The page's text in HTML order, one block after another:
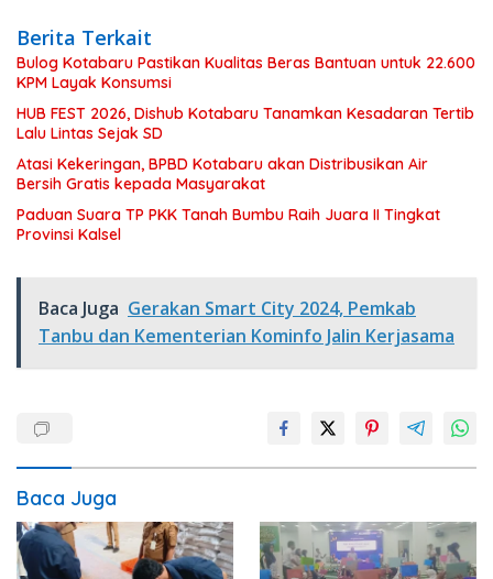
Berita Terkait
Bulog Kotabaru Pastikan Kualitas Beras Bantuan untuk 22.600
KPM Layak Konsumsi
HUB FEST 2026, Dishub Kotabaru Tanamkan Kesadaran Tertib
Lalu Lintas Sejak SD
Atasi Kekeringan, BPBD Kotabaru akan Distribusikan Air
Bersih Gratis kepada Masyarakat
Paduan Suara TP PKK Tanah Bumbu Raih Juara II Tingkat
Provinsi Kalsel
Baca Juga Gerakan Smart City 2024, Pemkab
Tanbu dan Kementerian Kominfo Jalin Kerjasama
Baca Juga